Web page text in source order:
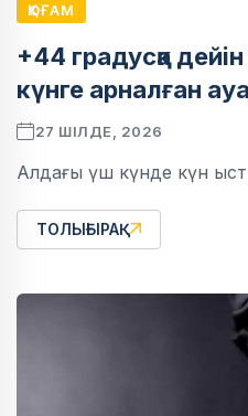
ҚОҒАМ
+44 градусқа
күнге арналған
27 ШІЛДЕ, 2026
Алдағы үш күнде күн
ТОЛЫҒЫРАҚ